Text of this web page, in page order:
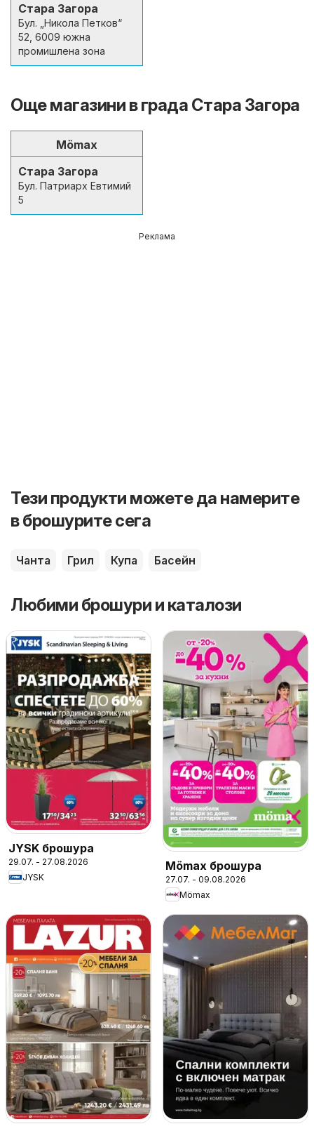
Стара Загора
Бул. „Никола Петков“
52, 6009 южна
промишлена зона
Още магазини в града Стара Загора
Mömax
Стара Загора
Бул. Патриарх Евтимий
5
Реклама
Тези продукти можете да намерите
в брошурите сега
Чанта Грил Купа Басейн
Любими брошури и каталози
JYSK брошура
29.07. - 27.08.2026
JYSK
Mömax брошура
27.07. - 09.08.2026
Mömax